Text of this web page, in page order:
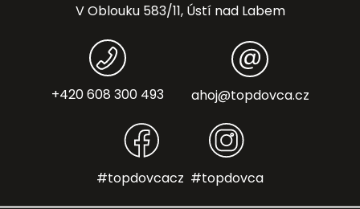
V Oblouku 583/11, Ústí nad Labem
+420 608 300 493 ahoj@topdovca.cz
#topdovcacz #topdovca